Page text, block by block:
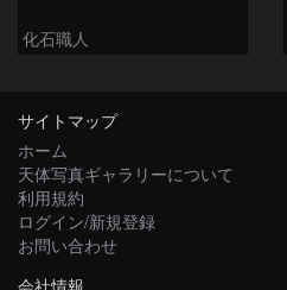
化石職人
サイトマップ
ホーム
天体写真ギャラリーについて
利用規約
ログイン/新規登録
お問い合わせ
会社情報